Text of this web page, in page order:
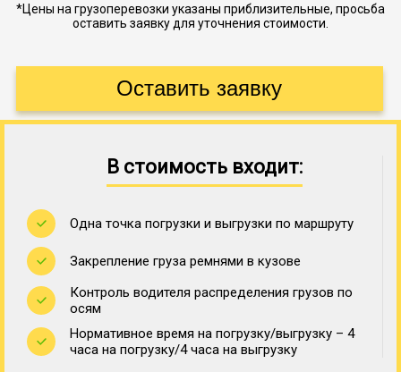
*Цены на грузоперевозки указаны приблизительные, просьба
оставить заявку для уточнения стоимости.
В стоимость входит:
Одна точка погрузки и выгрузки по маршруту
Закрепление груза ремнями в кузове
Контроль водителя распределения грузов по
осям
Нормативное время на погрузку/выгрузку – 4
часа на погрузку/4 часа на выгрузку